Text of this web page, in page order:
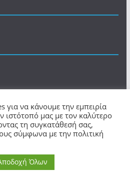
© 2026romios.online. Τα
προστατεύονται.
.
για να κάνουμε την εμπειρία
ιστότοπό μας με τον καλύτερο
τη συγκατάθεσή σας,
σύμφωνα με την πολιτική
Όλων